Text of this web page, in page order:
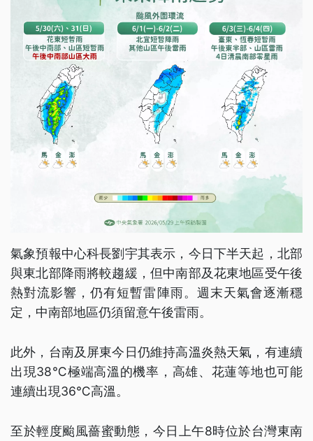
氣象預報中心科長劉宇其表示，今日下半天起，北部
與東北部降雨將較趨緩，但中南部及花東地區受午後
熱對流影響，仍有短暫雷陣雨。週末天氣會逐漸穩
定，中南部地區仍須留意午後雷雨。
此外，台南及屏東今日仍維持高溫炎熱天氣，有連續
出現38℃極端高溫的機率，高雄、花蓮等地也可能
連續出現36℃高溫。
至於輕度颱風薔蜜動態，今日上午8時位於台灣東南